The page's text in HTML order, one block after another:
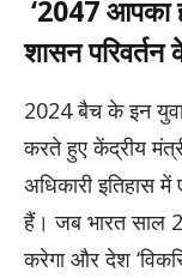
‘2047 आपका
शासन
2024 बैच के इन
करते हुए केंद्रीय
अधिकारी इतिहास
हैं। जब भारत साल
करेगा और देश